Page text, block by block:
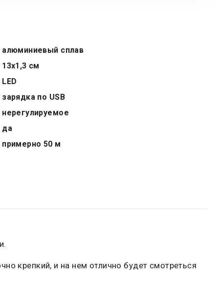
алюминиевый сплав
13х1,3 см
LED
зарядка по USB
нерегулируемое
да
примерно 50 м
крепкий, и на нем отлично будет смотреться